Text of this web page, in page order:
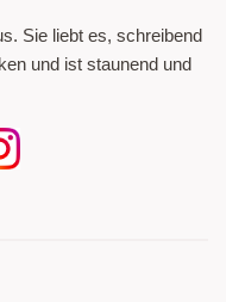
Sie liebt es, schreibend
und ist staunend und